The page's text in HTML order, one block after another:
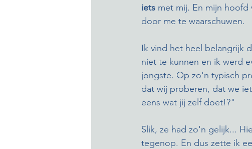
iets met mij. En mijn
door me te waarschuwen.
Ik vind het heel belangrijk
niet te kunnen en ik werd
jongste. Op zo'n typisch
dat wij proberen, dat we
eens wat jij zelf doet!?"
Slik, ze had zo'n gelijk...
tegenop. En dus zette ik